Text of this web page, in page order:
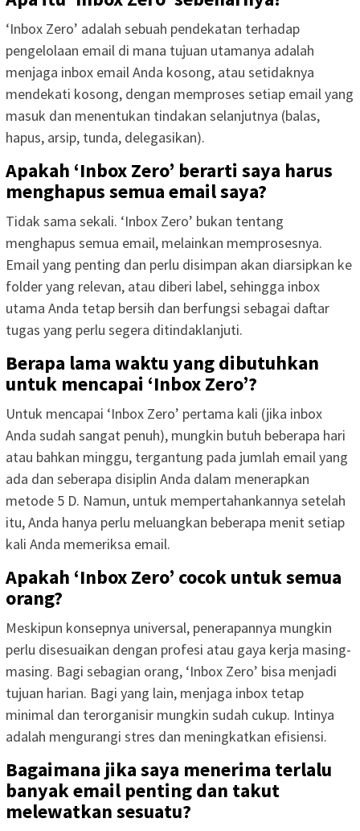
‘Inbox Zero’ adalah sebuah pendekatan terhadap
pengelolaan email di mana tujuan utamanya adalah
menjaga inbox email Anda kosong, atau setidaknya
mendekati kosong, dengan memproses setiap email yang
masuk dan menentukan tindakan selanjutnya (balas,
hapus, arsip, tunda, delegasikan).
Apakah ‘Inbox Zero’ berarti saya harus
menghapus semua email saya?
Tidak sama sekali. ‘Inbox Zero’ bukan tentang
menghapus semua email, melainkan memprosesnya.
Email yang penting dan perlu disimpan akan diarsipkan ke
folder yang relevan, atau diberi label, sehingga inbox
utama Anda tetap bersih dan berfungsi sebagai daftar
tugas yang perlu segera ditindaklanjuti.
Berapa lama waktu yang dibutuhkan
untuk mencapai ‘Inbox Zero’?
Untuk mencapai ‘Inbox Zero’ pertama kali (jika inbox
Anda sudah sangat penuh), mungkin butuh beberapa hari
atau bahkan minggu, tergantung pada jumlah email yang
ada dan seberapa disiplin Anda dalam menerapkan
metode 5 D. Namun, untuk mempertahankannya setelah
itu, Anda hanya perlu meluangkan beberapa menit setiap
kali Anda memeriksa email.
Apakah ‘Inbox Zero’ cocok untuk semua
orang?
Meskipun konsepnya universal, penerapannya mungkin
perlu disesuaikan dengan profesi atau gaya kerja masing-
masing. Bagi sebagian orang, ‘Inbox Zero’ bisa menjadi
tujuan harian. Bagi yang lain, menjaga inbox tetap
minimal dan terorganisir mungkin sudah cukup. Intinya
adalah mengurangi stres dan meningkatkan efisiensi.
Bagaimana jika saya menerima terlalu
banyak email penting dan takut
melewatkan sesuatu?